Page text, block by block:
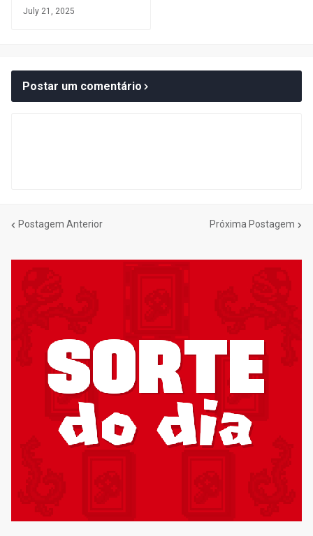
July 21, 2025
Postar um comentário
Postagem Anterior Próxima Postagem